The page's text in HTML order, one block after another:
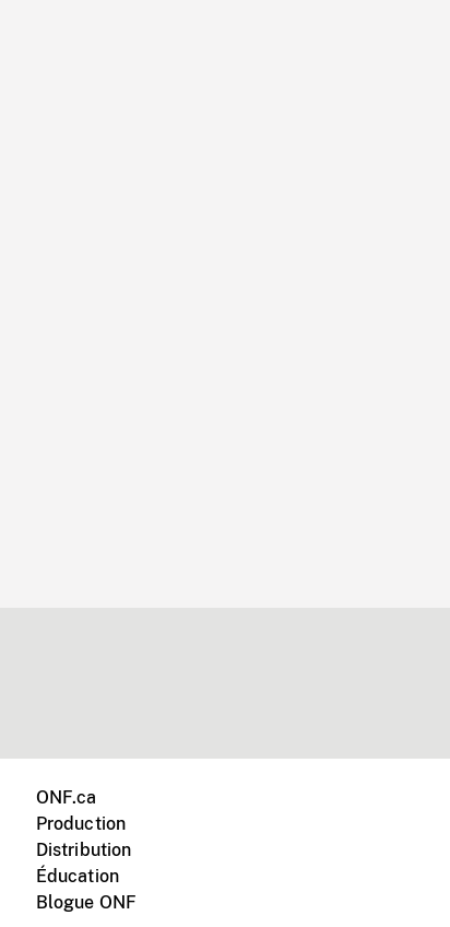
ONF.ca
Production
Distribution
Éducation
Blogue ONF